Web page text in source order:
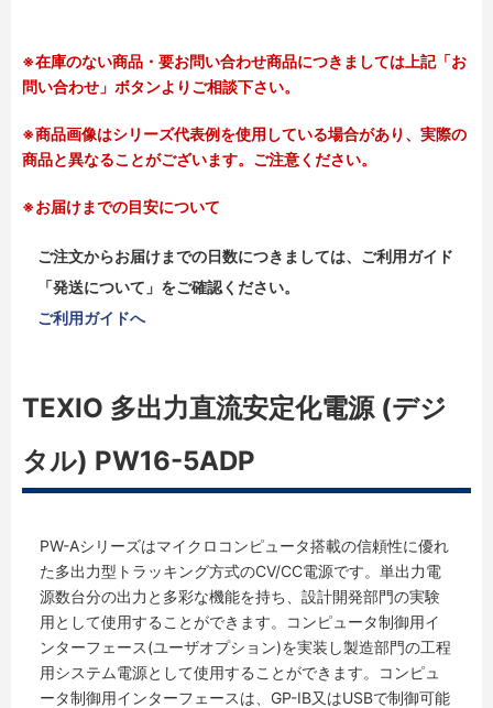
※在庫のない商品・要お問い合わせ商品につきましては上記「お
問い合わせ」ボタンよりご相談下さい。
※商品画像はシリーズ代表例を使用している場合があり、実際の
商品と異なることがございます。ご注意ください。
※お届けまでの目安について
ご注文からお届けまでの日数につきましては、ご利用ガイド
「発送について」をご確認ください。
ご利用ガイドへ
TEXIO 多出力直流安定化電源 (デジ
タル) PW16-5ADP
PW-Aシリーズはマイクロコンピュータ搭載の信頼性に優れ
た多出力型トラッキング方式のCV/CC電源です。単出力電
源数台分の出力と多彩な機能を持ち、設計開発部門の実験
用として使用することができます。コンピュータ制御用イ
ンターフェース(ユーザオプション)を実装し製造部門の工程
用システム電源として使用することができます。コンピュ
ータ制御用インターフェースは、GP-IB又はUSBで制御可能